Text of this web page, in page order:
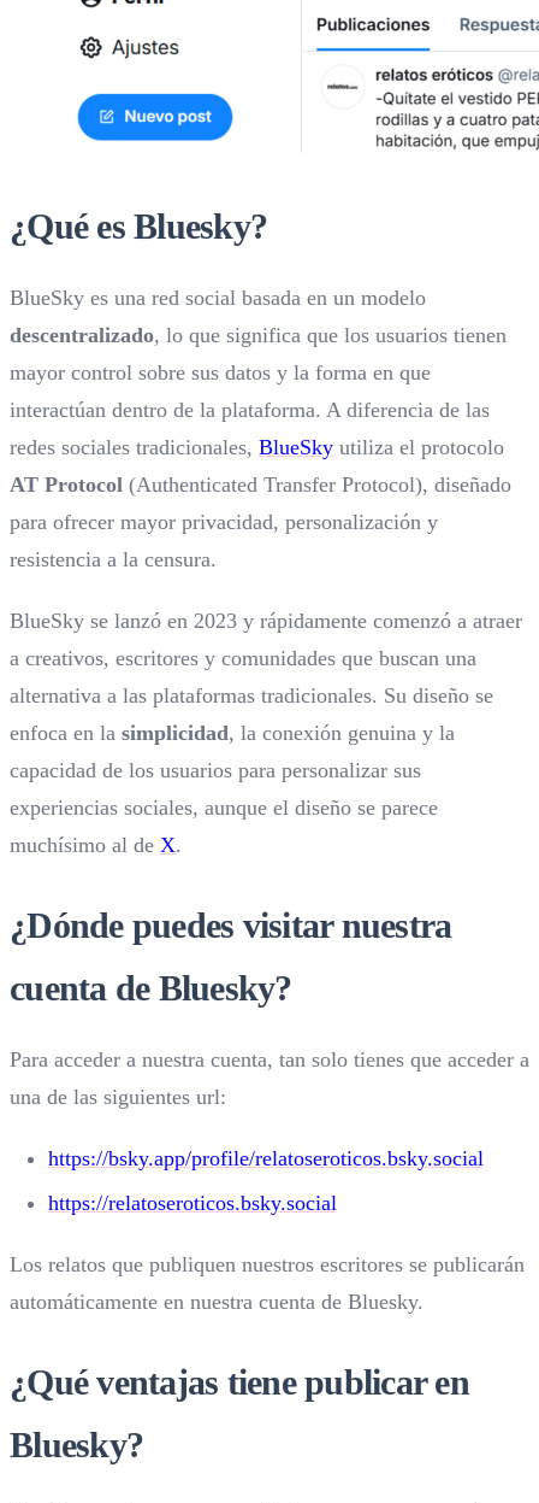
¿Qué es Bluesky?
BlueSky es una red social basada en un modelo
descentralizado, lo que significa que los usuarios tienen
mayor control sobre sus datos y la forma en que
interactúan dentro de la plataforma. A diferencia de las
redes sociales tradicionales, BlueSky utiliza el protocolo
AT Protocol (Authenticated Transfer Protocol), diseñado
para ofrecer mayor privacidad, personalización y
resistencia a la censura.
BlueSky se lanzó en 2023 y rápidamente comenzó a atraer
a creativos, escritores y comunidades que buscan una
alternativa a las plataformas tradicionales. Su diseño se
enfoca en la simplicidad, la conexión genuina y la
capacidad de los usuarios para personalizar sus
experiencias sociales, aunque el diseño se parece
muchísimo al de X.
¿Dónde puedes visitar nuestra
cuenta de Bluesky?
Para acceder a nuestra cuenta, tan solo tienes que acceder a
una de las siguientes url:
https://bsky.app/profile/relatoseroticos.bsky.social
https://relatoseroticos.bsky.social
Los relatos que publiquen nuestros escritores se publicarán
automáticamente en nuestra cuenta de Bluesky.
¿Qué ventajas tiene publicar en
Bluesky?